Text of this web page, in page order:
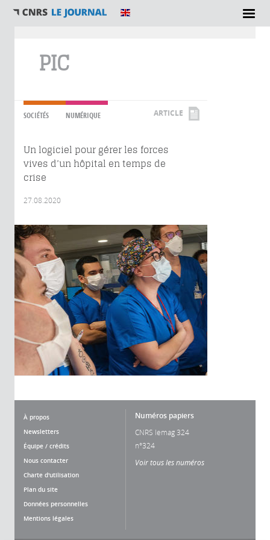
PIC
SOCIÉTÉS NUMÉRIQUE ARTICLE
Un logiciel pour gérer les forces
vives d’un hôpital en temps de
crise
27.08.2020
À propos
Newsletters
Équipe / crédits
Nous contacter
Charte d'utilisation
Plan du site
Données personnelles
Mentions légales
Numéros papiers
CNRS lemag 324
n°324
Voir tous les numéros